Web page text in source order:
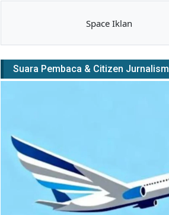
Space Iklan
Suara Pembaca & Citizen Jurnalism